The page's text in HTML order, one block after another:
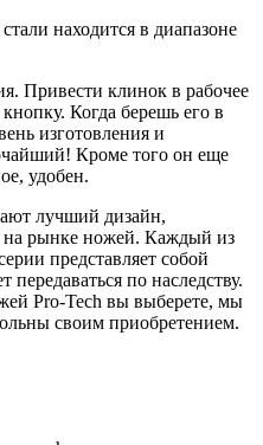
находится в диапазоне
Привести клинок в рабочее
Когда берешь его в
изготовления и
Кроме того он еще
удобен.
лучший дизайн,
на рынке ножей. Каждый из
представляет собой
передаваться по наследству.
Pro-Tech вы выберете, мы
своим приобретением.